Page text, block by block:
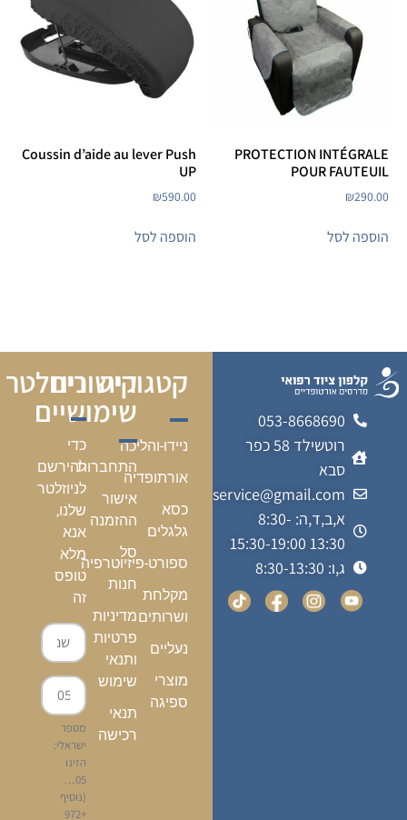
PROTECTION INTÉGRALE
POUR FAUTEUIL
₪290.00
הוספה לסל
Coussin d’aide au lever Push
UP
₪590.00
הוספה לסל
053-8668690
רוטשילד 58 כפר
סבא
kalfonmedicalservice@gmail.com
א,ב,ד,ה: 8:30-
13:30 15:30-19:00
ג,ו: 8:30-13:30
קטגוריה
ניידו-והליכה
אורתופדיה
כסא
גלגלים
ספורט-פיזיוטרפיה
מקלחת
ושרותים
נעליים
מוצרי
ספיגה
קישורים
שימושיים
התחברות
אישור
ההזמנה
סל
חנות
מדיניות
פרטיות
ותנאי
שימוש
תנאי
רכישה
ניוזלטר
כדי
להירשם
לניוזלטר
שלנו,
אנא
מלא
טופס
זה
מספר
ישראלי:
הזינו
05…
(נוסיף
+972